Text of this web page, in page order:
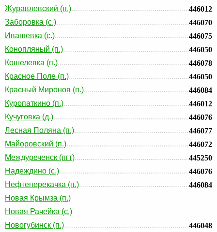
Журавлевский (п.)
446012
Заборовка (с.)
446070
Ивашевка (с.)
446075
Конопляный (п.)
446050
Кошелевка (п.)
446078
Красное Поле (п.)
446050
Красный Миронов (п.)
446084
Куропаткино (п.)
446012
Кучуговка (д.)
446076
Лесная Поляна (п.)
446077
Майоровский (п.)
446072
Междуреченск (пгт)
445250
Надеждино (с.)
446076
Нефтеперекачка (п.)
446084
Новая Крымза (п.)
Новая Рачейка (с.)
Новогубинск (п.)
446048